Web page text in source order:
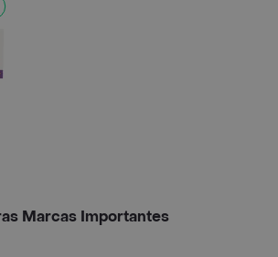
Marcas Importantes